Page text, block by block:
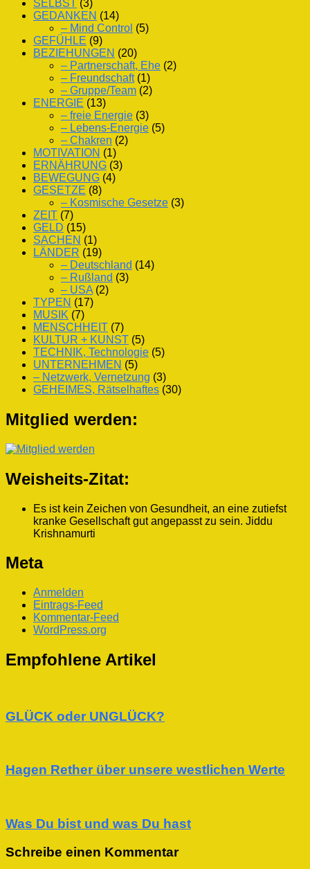
SELBST (3)
GEDANKEN (14)
– Mind Control (5)
GEFÜHLE (9)
BEZIEHUNGEN (20)
– Partnerschaft, Ehe (2)
– Freundschaft(1)
– Gruppe/Team (2)
ENERGIE (13)
– freie Energie (3)
– Lebens-Energie (5)
– Chakren (2)
MOTIVATION (1)
ERNÄHRUNG (3)
BEWEGUNG (4)
GESETZE (8)
– Kosmische Gesetze (3)
ZEIT (7)
GELD (15)
SACHEN (1)
LÄNDER (19)
– Deutschland (14)
– Rußland (3)
– USA (2)
TYPEN (17)
MUSIK (7)
MENSCHHEIT (7)
KULTUR + KUNST (5)
TECHNIK, Technologie (5)
UNTERNEHMEN (5)
– Netzwerk, Vernetzung (3)
GEHEIMES, Rätselhaftes (30)
Mitglied werden:
Weisheits-Zitat:
Es ist kein Zeichen von Gesundheit, an eine zutiefst
kranke Gesellschaft gut angepasst zu sein. Jiddu
Krishnamurti
Meta
Anmelden
Eintrags-Feed
Kommentar-Feed
WordPress.org
Empfohlene Artikel
GLÜCK oder UNGLÜCK?
Hagen Rether über unsere westlichen Werte
Was Du bist und was Du hast
Schreibe einen Kommentar